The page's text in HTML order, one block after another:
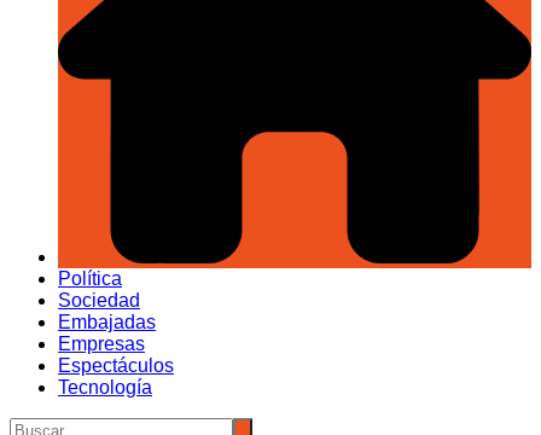
Política
Sociedad
Embajadas
Empresas
Espectáculos
Tecnología